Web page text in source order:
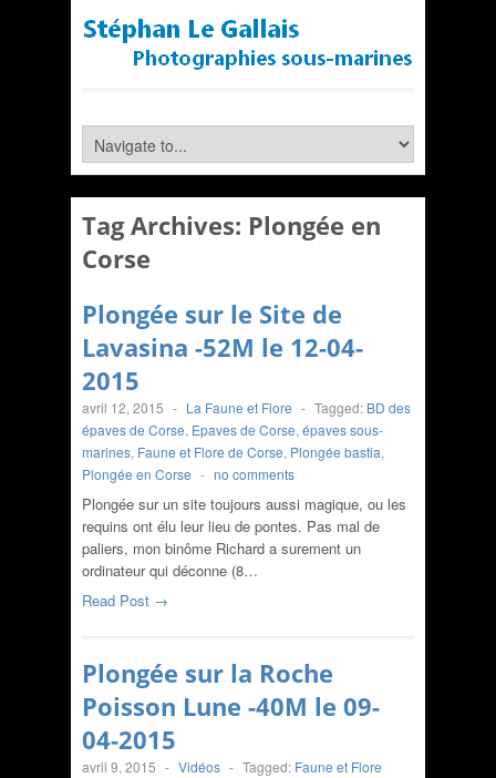
Tag Archives: Plongée en
Corse
Plongée sur le Site de
Lavasina -52M le 12-04-
2015
avril 12, 2015 - La Faune et Flore - Tagged: BD des
épaves de Corse, Epaves de Corse, épaves sous-
marines, Faune et Flore de Corse, Plongée bastia,
Plongée en Corse - no comments
Plongée sur un site toujours aussi magique, ou les
requins ont élu leur lieu de pontes. Pas mal de
paliers, mon binôme Richard a surement un
ordinateur qui déconne (8…
Read Post →
Plongée sur la Roche
Poisson Lune -40M le 09-
04-2015
avril 9, 2015 - Vidéos - Tagged: Faune et Flore